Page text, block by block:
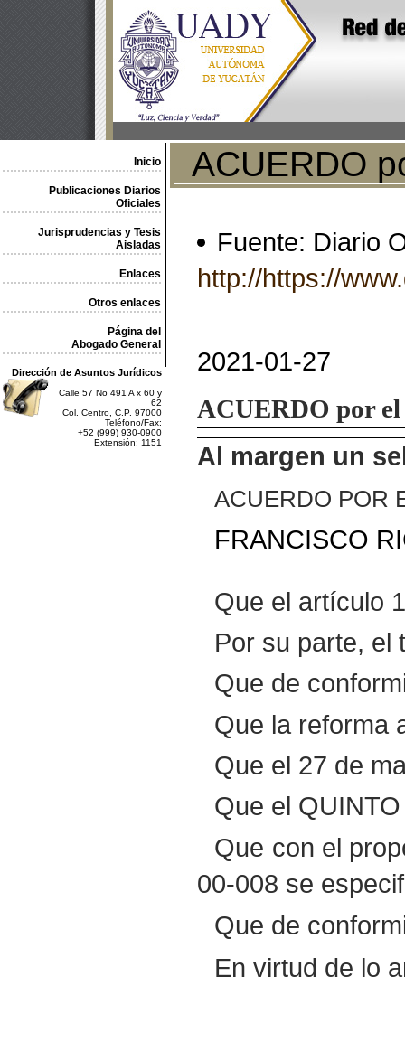
Inicio
Publicaciones Diarios
Oficiales
Jurisprudencias y Tesis
Aisladas
Enlaces
Otros enlaces
Página del
Abogado General
Dirección de Asuntos Jurídicos
Calle 57 No 491 A x 60 y
62
Col. Centro, C.P. 97000
Teléfono/Fax:
+52 (999) 930-0900
Extensión: 1151
ACUERDO
Fuente: Diario
http://https://
2021-01-27
ACUERDO por el
Al margen un
ACUERDO POR
FRANCISCO
Que el artículo
Por su parte, el
Que de
Que la reforma
Que el 27 de
Que el
Que con el
00-008 se
Que de
En virtud de lo